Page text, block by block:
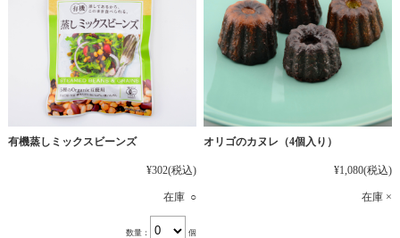
有機蒸しミックスビーンズ
¥302(税込)
在庫 ○
数量： 個
オリゴのカヌレ（4個入り）
¥1,080(税込)
在庫 ×